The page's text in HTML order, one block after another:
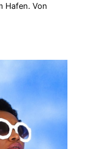
Hafen. Von